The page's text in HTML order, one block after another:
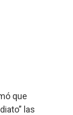
que
las